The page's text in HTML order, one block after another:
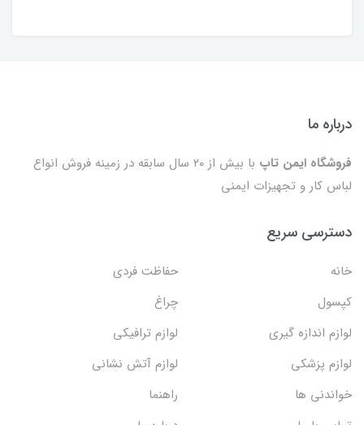
درباره ما
فروشگاه ایمن تاپ
با بیش از ۲۰ سال سابقه در زمینه فروش انواع
لباس کار و تجهیزات ایمنی
دسترسی سریع
خانه
حفاظت فردی
کپسول
چراغ
لوازم اندازه گیری
لوازم ترافیکی
لوازم پزشکی
لوازم آتش نشانی
خواندنی ها
راهنما